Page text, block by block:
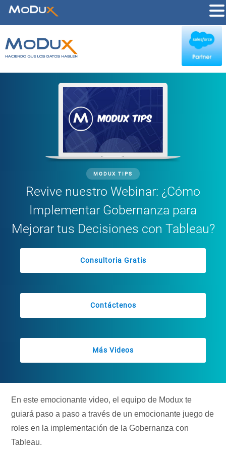
MODUX TIPS
Revive nuestro Webinar: ¿Cómo
Implementar Gobernanza para
Mejorar tus Decisiones con Tableau?
Consultoria Gratis
Contáctenos
Más Videos
En este emocionante video, el equipo de Modux te
guiará paso a paso a través de un emocionante juego de
roles en la implementación de la Gobernanza con
Tableau.